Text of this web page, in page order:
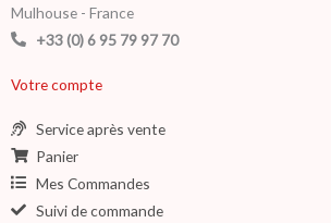
Mulhouse - France
+33 (0) 6 95 79 97 70
Votre compte
Service après vente
Panier
Mes Commandes
Suivi de commande